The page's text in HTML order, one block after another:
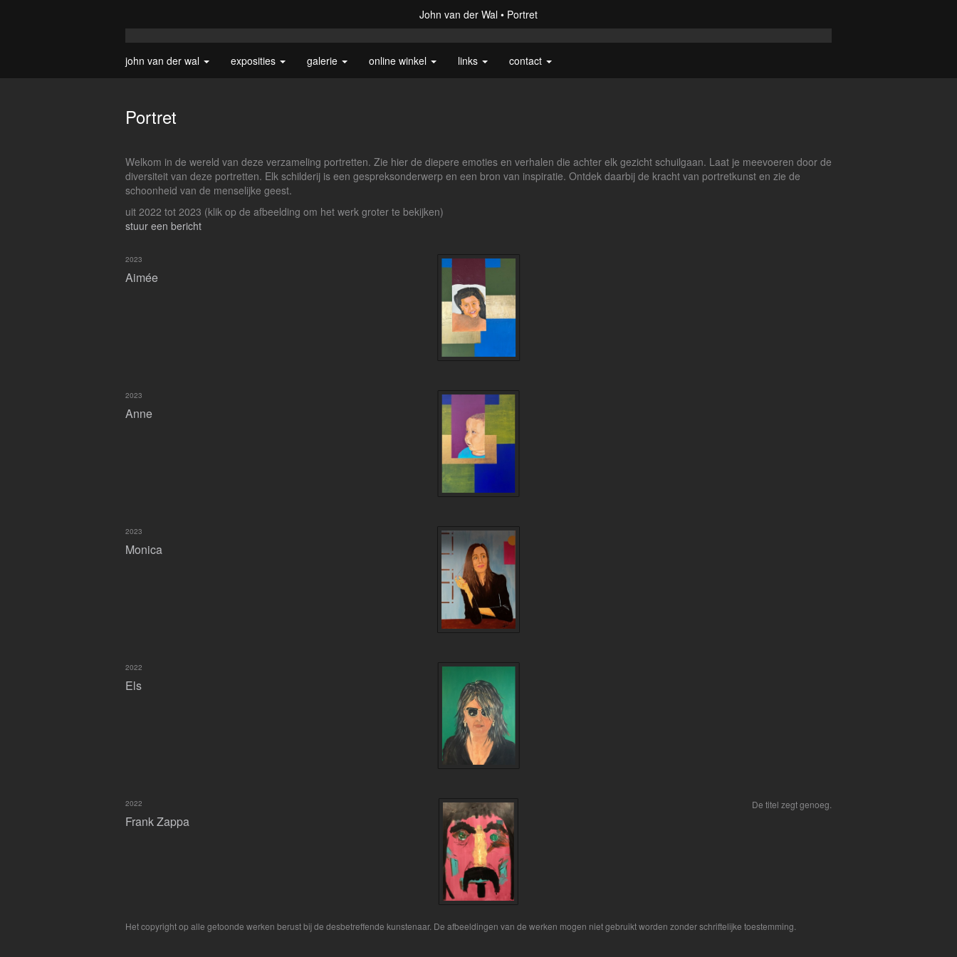
John van der Wal Portret
john van der wal exposities galerie online winkel links contact
Portret
Welkom in de wereld van deze verzameling portretten. Zie hier de diepere emoties en verhalen die achter elk gezicht schuilgaan. Laat je meevoeren door de
diversiteit van deze portretten. Elk schilderij is een gespreksonderwerp en een bron van inspiratie. Ontdek daarbij de kracht van portretkunst en zie de
schoonheid van de menselijke geest.
uit 2022 tot 2023 (klik op de afbeelding om het werk groter te bekijken)
stuur een bericht
Aimée
2023
Anne
2023
Monica
2023
Els
2022
Frank Zappa
2022 De titel zegt genoeg.
Het copyright op alle getoonde werken berust bij de desbetreffende kunstenaar. De afbeeldingen van de werken mogen niet gebruikt worden zonder schriftelijke toestemming.